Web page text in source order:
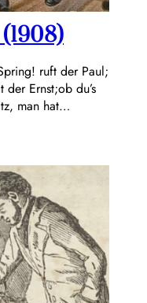
ruft der Paul;
Ernst;ob du’s
man hat…